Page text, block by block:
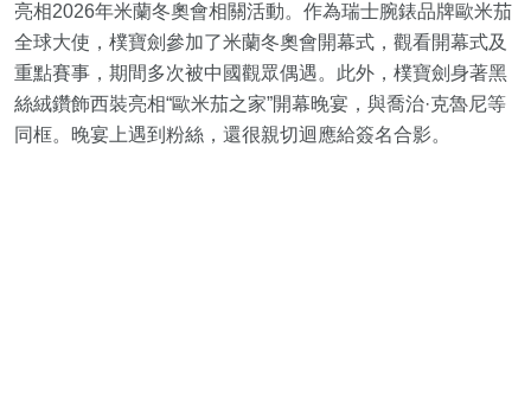
亮相2026年米蘭冬奧會相關活動。作為瑞士腕錶品牌歐米茄
全球大使，樸寶劍參加了米蘭冬奧會開幕式，觀看開幕式及
重點賽事，期間多次被中國觀眾偶遇。此外，樸寶劍身著黑
絲絨鑽飾西裝亮相“歐米茄之家”開幕晚宴，與喬治·克魯尼等
同框。晚宴上遇到粉絲，還很親切迴應給簽名合影。